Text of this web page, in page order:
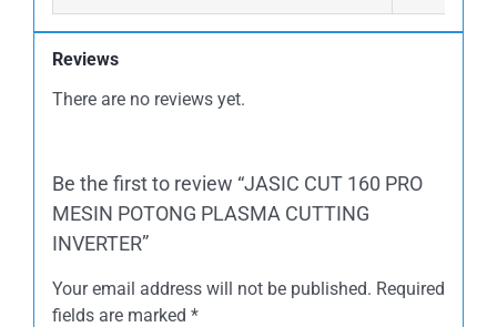
Reviews
There are no reviews yet.
Be the first to review “JASIC CUT 160 PRO
MESIN POTONG PLASMA CUTTING
INVERTER”
Your email address will not be published. Required
fields are marked *